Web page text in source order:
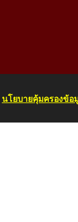
นโยบายคุ้มครองข้